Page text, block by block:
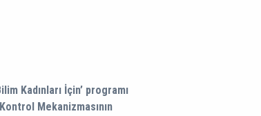
Kadınları İçin’ programı
Mekanizmasının